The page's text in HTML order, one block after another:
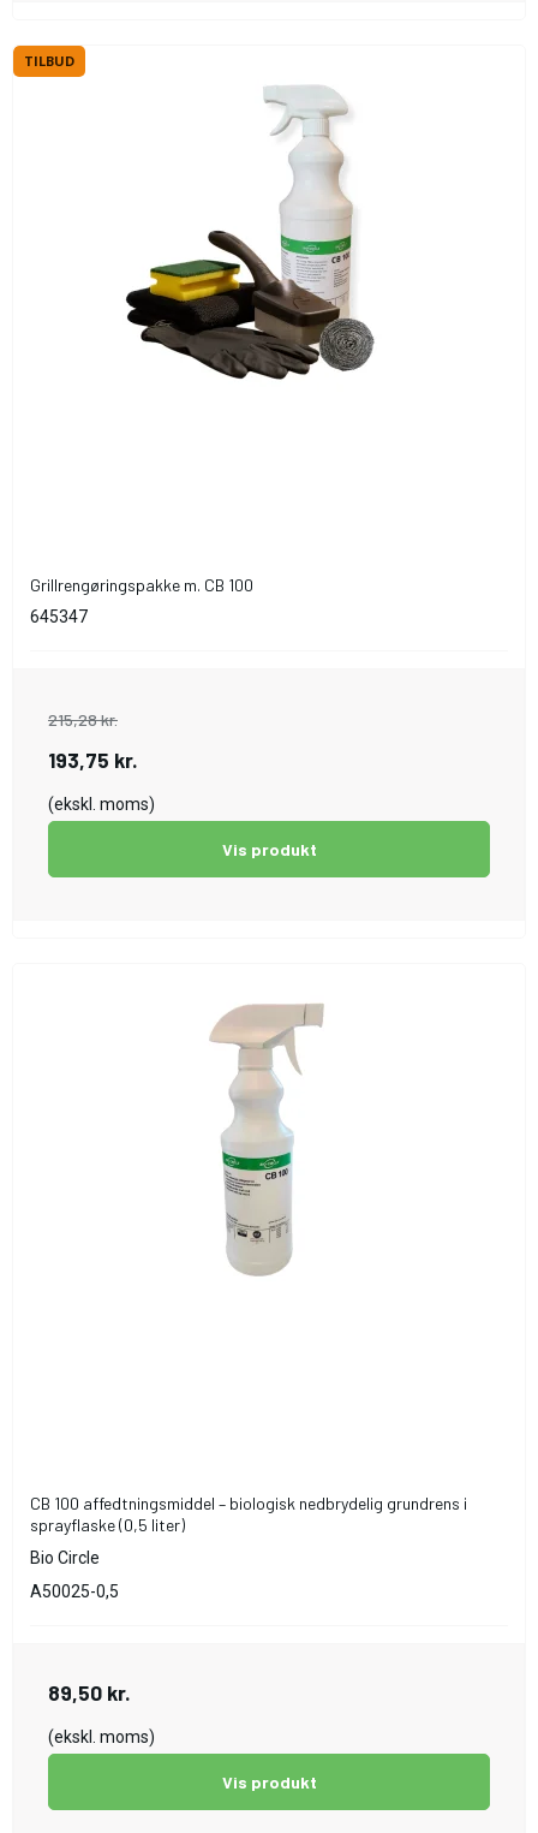
TILBUD
Grillrengøringspakke m. CB 100
645347
215,28 kr.
193,75 kr.
(ekskl. moms)
Vis produkt
CB 100 affedtningsmiddel – biologisk nedbrydelig grundrens i
sprayflaske (0,5 liter)
Bio Circle
A50025-0,5
89,50 kr.
(ekskl. moms)
Vis produkt